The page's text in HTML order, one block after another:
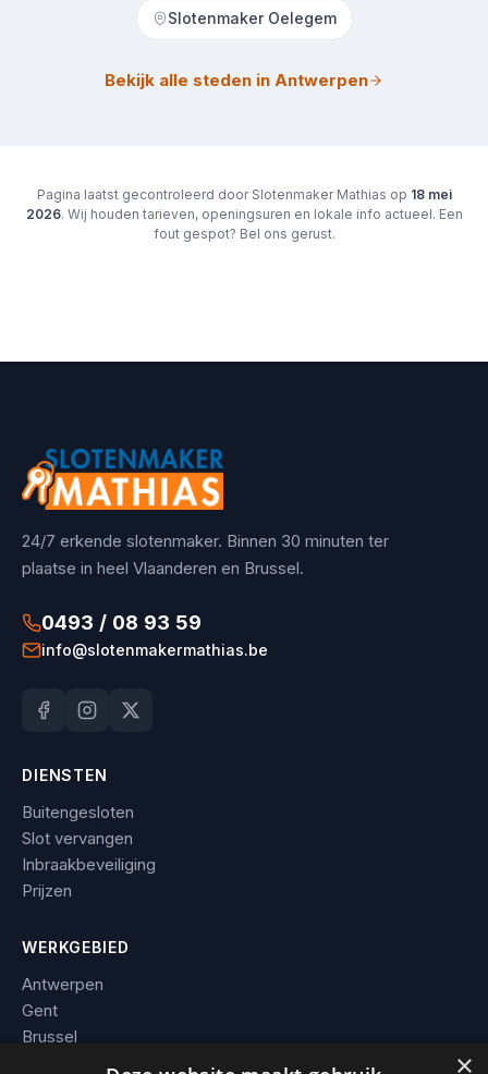
Slotenmaker Oelegem
Bekijk alle steden in Antwerpen
Pagina laatst gecontroleerd door Slotenmaker Mathias op 18 mei
2026. Wij houden tarieven, openingsuren en lokale info actueel. Een
fout gespot? Bel ons gerust.
24/7 erkende slotenmaker. Binnen 30 minuten ter
plaatse in heel Vlaanderen en Brussel.
0493 / 08 93 59
info@slotenmakermathias.be
DIENSTEN
Buitengesloten
Slot vervangen
Inbraakbeveiliging
Prijzen
WERKGEBIED
Antwerpen
Gent
Brussel
×